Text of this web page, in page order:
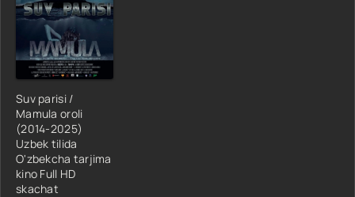
Suv parisi /
Mamula oroli
(2014-2025)
Uzbek tilida
O'zbekcha tarjima
kino Full HD
skachat